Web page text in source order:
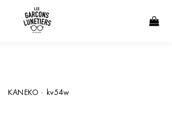
KANEKO · kv54w